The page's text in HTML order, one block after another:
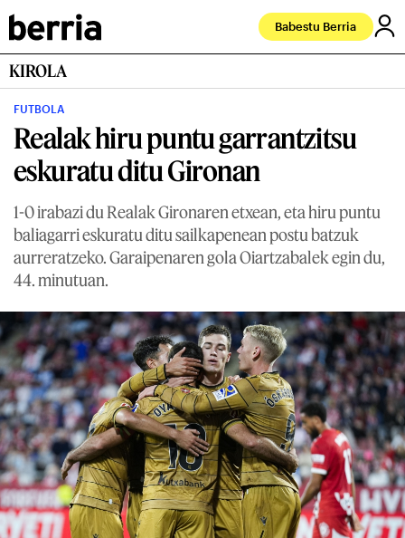
Babestu Berria
KIROLA
FUTBOLA
Realak hiru puntu garrantzitsu
eskuratu ditu Gironan
1-0 irabazi du Realak Gironaren etxean, eta hiru puntu
baliagarri eskuratu ditu sailkapenean postu batzuk
aurreratzeko. Garaipenaren gola Oiartzabalek egin du,
44. minutuan.